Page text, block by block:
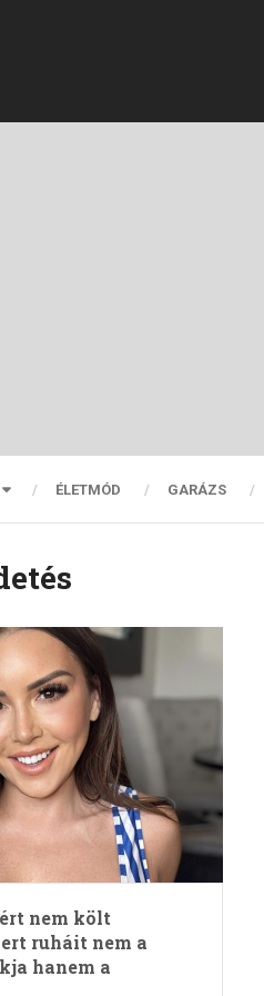
ÉLETMÓD GARÁZS
nem költ
ruháit nem a
hanem a